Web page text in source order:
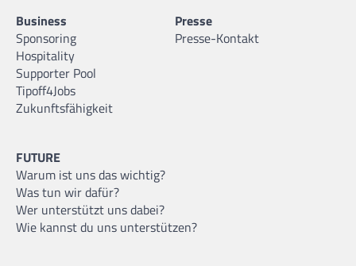
Business
Sponsoring
Hospitality
Supporter Pool
Tipoff4Jobs
Zukunftsfähigkeit
Presse
Presse-Kontakt
FUTURE
Warum ist uns das wichtig?
Was tun wir dafür?
Wer unterstützt uns dabei?
Wie kannst du uns unterstützen?